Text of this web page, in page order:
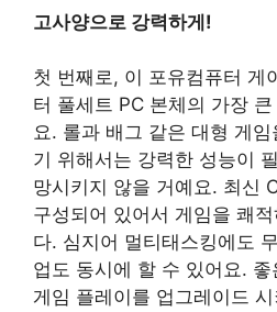
고사양으로 강력하게!
첫 번째로, 이 포유컴퓨터 게
터 풀세트 PC 본체의 가장
요. 롤과 배그 같은 대형 게
기 위해서는 강력한 성능이
망시키지 않을 거예요. 최신
구성되어 있어서 게임을 쾌
다. 심지어 멀티태스킹에도
업도 동시에 할 수 있어요.
게임 플레이를 업그레이드